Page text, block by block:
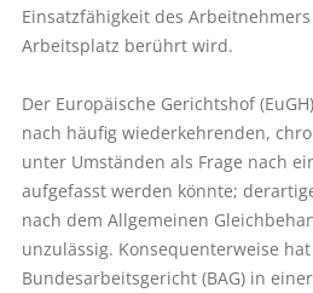
Einsatzfähigkeit des
Arbeitsplatz berührt wird.
Der Europäische Gerichtshof
nach häufig wiederkehrenden,
unter Umständen als Frage nach
aufgefasst werden könnte;
nach dem Allgemeinen
unzulässig. Konsequenterweise
Bundesarbeitsgericht (BAG) in